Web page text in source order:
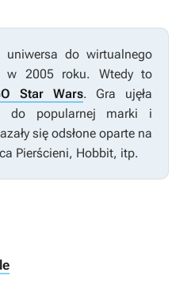
uniwersa do wirtualnego
w 2005 roku. Wtedy to
Star Wars. Gra ujęła
do popularnej marki i
się odsłone oparte na
Pierścieni, Hobbit, itp.